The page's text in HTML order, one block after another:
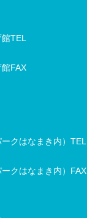
館TEL
FAX
クはなまき内）TEL
クはなまき内）FAX